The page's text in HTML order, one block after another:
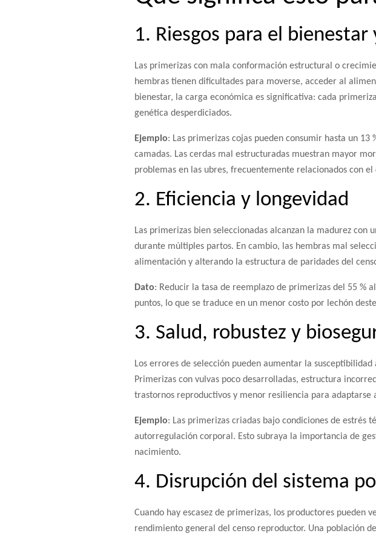
1. Riesgos para el
Las primerizas con mala conformación estructural o
hembras tienen dificultades para moverse, acceder al
bienestar, la carga económica es significativa: cada
genética desperdiciados.
Ejemplo: Las primerizas cojas pueden consumir hasta un
camadas. Las cerdas mal estructuradas muestran mayor
problemas en las ubres, frecuentemente relacionados con
2. Eficiencia y longevidad
Las primerizas bien seleccionadas alcanzan la madurez
durante múltiples partos. En cambio, las hembras mal
alimentación y alterando la estructura de paridades del
Dato: Reducir la tasa de reemplazo de primerizas del 55 %
puntos, lo que se traduce en un menor costo por lechón
3. Salud, robustez y
Los errores de selección pueden aumentar la
Primerizas con vulvas poco desarrolladas, estructura
trastornos reproductivos y menor resiliencia para adaptarse
Ejemplo: Las primerizas criadas bajo condiciones de
autorregulación corporal. Esto subraya la importancia de
nacimiento.
4. Disrupción del sistema
Cuando hay escasez de primerizas, los productores
rendimiento general del censo reproductor. Una población